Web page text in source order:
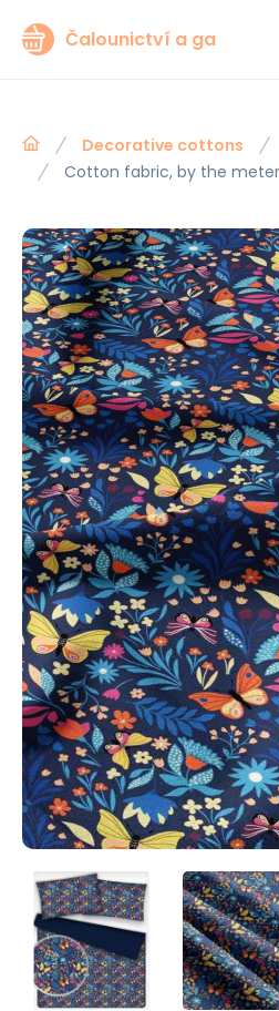
Čalounictví a ga
Decorative cottons
Cotton fabric, by the